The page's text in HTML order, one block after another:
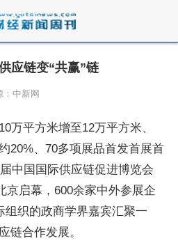
应链变“共赢”链
：中新网
万平方米增至12万平方米、
20%、70多项展品首发首展首
中国国际供应链促进博览会
京启幕，600余家中外参展企
组织的政商学界嘉宾汇聚一
链合作发展。